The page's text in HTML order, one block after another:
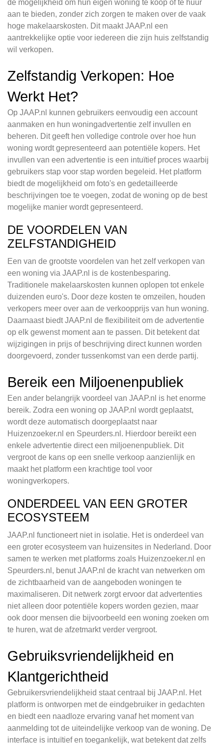
de mogelijkheid om hun eigen woning te koop of te huur
aan te bieden, zonder zich zorgen te maken over de vaak
hoge makelaarskosten. Dit maakt JAAP.nl een
aantrekkelijke optie voor iedereen die zijn huis zelfstandig
wil verkopen.
Zelfstandig Verkopen: Hoe
Werkt Het?
Op JAAP.nl kunnen gebruikers eenvoudig een account
aanmaken en hun woningadvertentie zelf invullen en
beheren. Dit geeft hen volledige controle over hoe hun
woning wordt gepresenteerd aan potentiële kopers. Het
invullen van een advertentie is een intuïtief proces waarbij
gebruikers stap voor stap worden begeleid. Het platform
biedt de mogelijkheid om foto's en gedetailleerde
beschrijvingen toe te voegen, zodat de woning op de best
mogelijke manier wordt gepresenteerd.
DE VOORDELEN VAN
ZELFSTANDIGHEID
Een van de grootste voordelen van het zelf verkopen van
een woning via JAAP.nl is de kostenbesparing.
Traditionele makelaarskosten kunnen oplopen tot enkele
duizenden euro's. Door deze kosten te omzeilen, houden
verkopers meer over aan de verkoopprijs van hun woning.
Daarnaast biedt JAAP.nl de flexibiliteit om de advertentie
op elk gewenst moment aan te passen. Dit betekent dat
wijzigingen in prijs of beschrijving direct kunnen worden
doorgevoerd, zonder tussenkomst van een derde partij.
Bereik een Miljoenenpubliek
Een ander belangrijk voordeel van JAAP.nl is het enorme
bereik. Zodra een woning op JAAP.nl wordt geplaatst,
wordt deze automatisch doorgeplaatst naar
Huizenzoeker.nl en Speurders.nl. Hierdoor bereikt een
enkele advertentie direct een miljoenenpubliek. Dit
vergroot de kans op een snelle verkoop aanzienlijk en
maakt het platform een krachtige tool voor
woningverkopers.
ONDERDEEL VAN EEN GROTER
ECOSYSTEEM
JAAP.nl functioneert niet in isolatie. Het is onderdeel van
een groter ecosysteem van huizensites in Nederland. Door
samen te werken met platforms zoals Huizenzoeker.nl en
Speurders.nl, benut JAAP.nl de kracht van netwerken om
de zichtbaarheid van de aangeboden woningen te
maximaliseren. Dit netwerk zorgt ervoor dat advertenties
niet alleen door potentiële kopers worden gezien, maar
ook door mensen die bijvoorbeeld een woning zoeken om
te huren, wat de afzetmarkt verder vergroot.
Gebruiksvriendelijkheid en
Klantgerichtheid
Gebruikersvriendelijkheid staat centraal bij JAAP.nl. Het
platform is ontworpen met de eindgebruiker in gedachten
en biedt een naadloze ervaring vanaf het moment van
aanmelding tot de uiteindelijke verkoop van de woning. De
interface is intuïtief en toegankelijk, wat betekent dat zelfs